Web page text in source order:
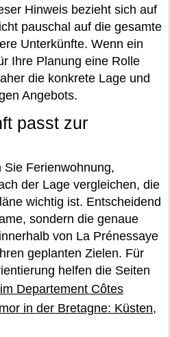
Hinweis bezieht sich auf
pauschal auf die gesamte
Unterkünfte. Wenn ein
Ihre Planung eine Rolle
die konkrete Lage und
Angebots.
passt zur
Sie Ferienwohnung,
der Lage vergleichen, die
wichtig ist. Entscheidend
sondern die genaue
von La Prénessaye
geplanten Zielen. Für
helfen die Seiten
Departement Côtes
in der Bretagne: Küsten,